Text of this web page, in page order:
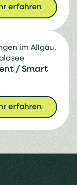
erfahren
im Allgäu,
/ Smart
erfahren